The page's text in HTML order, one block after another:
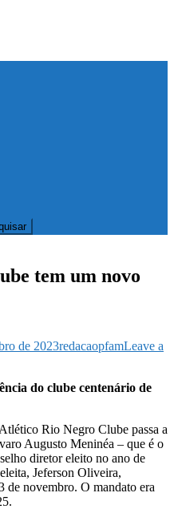
tem um novo
de 2023redacaopfamLeave a
do clube centenário de
Rio Negro Clube passa a
Augusto Meninéa – que é o
diretor eleito no ano de
Jeferson Oliveira,
de novembro. O mandato era